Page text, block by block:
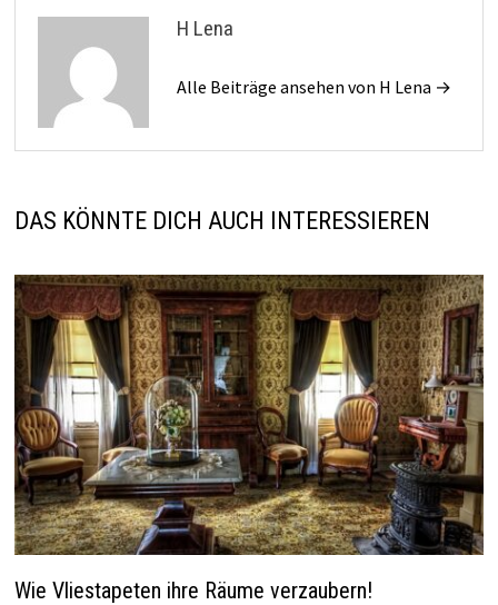
H Lena
Alle Beiträge ansehen von H Lena →
DAS KÖNNTE DICH AUCH INTERESSIEREN
Wie Vliestapeten ihre Räume verzaubern!